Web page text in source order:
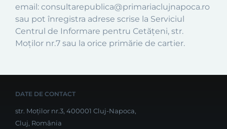
email: consultarepublica@primariaclujnapoca.ro
sau pot înregistra adrese scrise la Serviciul
Centrul de Informare pentru Cetățeni, str.
Moților nr.7 sau la orice primărie de cartier.
DATE DE CONTACT
str. Moților nr.3, 400001 Cluj-Napoca,
Cluj, România